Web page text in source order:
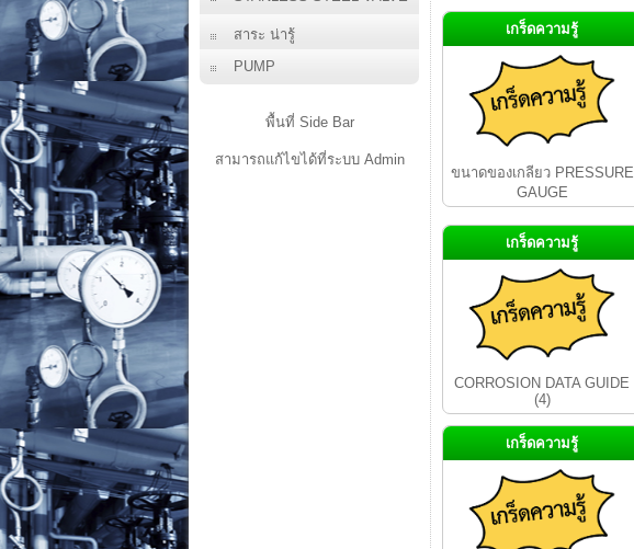
สาระ น่ารู้
PUMP
พื้นที่ Side Bar
สามารถแก้ไขได้ที่ระบบ Admin
เกร็ดความรู้
ขนาดของเกลียว PRESSURE
GAUGE
เกร็ดความรู้
CORROSION DATA GUIDE
(4)
เกร็ดความรู้